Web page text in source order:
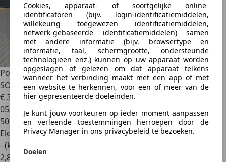
Cookies, apparaat- of soortgelijke online-
identificatoren (bijv. login-identificatiemiddelen,
willekeurig toegewezen identificatiemiddelen,
netwerk-gebaseerde identificatiemiddelen) samen
met andere informatie (bijv. browsertype en
informatie, taal, schermgrootte, ondersteunde
technologieën enz.) kunnen op uw apparaat worden
opgeslagen of gelezen om dat apparaat telkens
wanneer het verbinding maakt met een app of met
een website te herkennen, voor een of meer van de
hier gepresenteerde doeleinden.
Je kunt jouw voorkeuren op ieder moment aanpassen
en verleende toestemmingen herroepen door de
Privacy Manager in ons privacybeleid te bezoeken.
Doelen
Polestar 2Long Range Dual Motor Launch Edition 78kWh |
SOH 9
€ 31.9451
05/2021
50.924 km
Elektrisch
- (kWh/100 km)
2,8